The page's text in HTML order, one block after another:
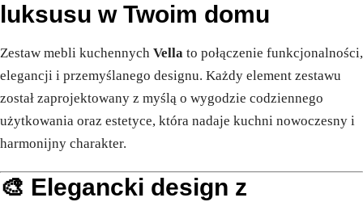
luksusu w Twoim domu
Zestaw mebli kuchennych Vella to połączenie funkcjonalności,
elegancji i przemyślanego designu. Każdy element zestawu
został zaprojektowany z myślą o wygodzie codziennego
użytkowania oraz estetyce, która nadaje kuchni nowoczesny i
harmonijny charakter.
🎨 Elegancki design z